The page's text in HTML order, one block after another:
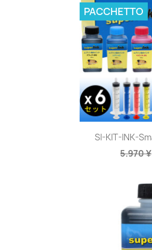

SI-KIT-INK-
5.970 ¥
PACCHETTO